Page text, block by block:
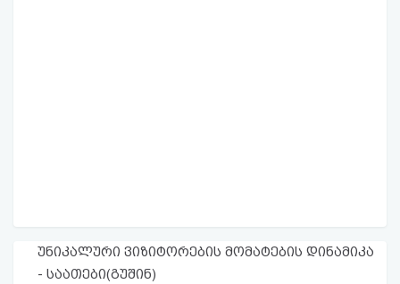
უნიკალური ვიზიტორების მომატების დინამიკა
- საათები(გუშინ)